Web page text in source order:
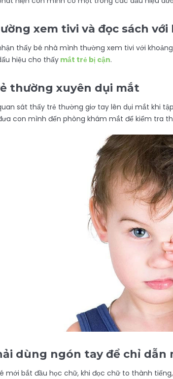
xem tivi và đọc sách
thấy bé nhà mình thường xem tivi với
hiệu cho thấy mắt trẻ bị cận.
thường xuyên dụi mắt
sát thấy trẻ thường giơ tay lên dụi mắt khi
con mình đến phòng khám mắt để kiểm tra
dùng ngón tay để chỉ dẫn
mới bắt đầu học chữ, khi đọc chữ to thành